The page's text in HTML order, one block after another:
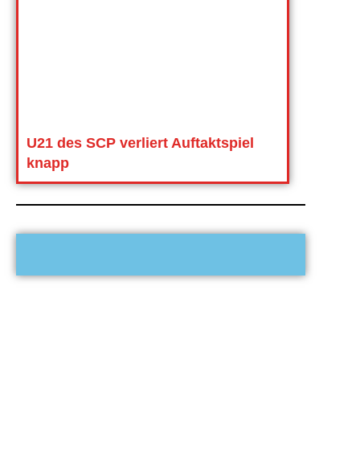
U21 des SCP verliert Auftaktspiel
knapp